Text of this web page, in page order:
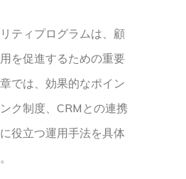
ティプログラムは、顧
を促進するための重要
では、効果的なポイン
ク制度、CRMとの連携
役立つ運用手法を具体